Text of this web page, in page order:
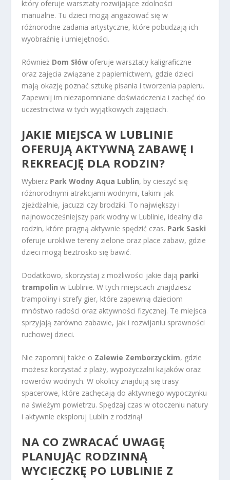
który oferuje warsztaty rozwijające zdolności
manualne. Tu dzieci mogą angażować się w
różnorodne zadania artystyczne, które pobudzają ich
wyobraźnię i umiejętności.
Również Dom Słów oferuje warsztaty kaligraficzne
oraz zajęcia związane z papiernictwem, gdzie dzieci
mają okazję poznać sztukę pisania i tworzenia papieru.
Zapewnij im niezapomniane doświadczenia i zachęć do
uczestnictwa w tych wyjątkowych zajęciach.
JAKIE MIEJSCA W LUBLINIE
OFERUJĄ AKTYWNĄ ZABAWĘ I
REKREACJĘ DLA RODZIN?
Wybierz Park Wodny Aqua Lublin, by cieszyć się
różnorodnymi atrakcjami wodnymi, takimi jak
zjeżdżalnie, jacuzzi czy brodziki. To największy i
najnowocześniejszy park wodny w Lublinie, idealny dla
rodzin, które pragną aktywnie spędzić czas. Park Saski
oferuje urokliwe tereny zielone oraz place zabaw, gdzie
dzieci mogą beztrosko się bawić.
Dodatkowo, skorzystaj z możliwości jakie dają parki
trampolin w Lublinie. W tych miejscach znajdziesz
trampoliny i strefy gier, które zapewnią dzieciom
mnóstwo radości oraz aktywności fizycznej. Te miejsca
sprzyjają zarówno zabawie, jak i rozwijaniu sprawności
ruchowej dzieci.
Nie zapomnij także o Zalewie Zemborzyckim, gdzie
możesz korzystać z plaży, wypożyczalni kajaków oraz
rowerów wodnych. W okolicy znajdują się trasy
spacerowe, które zachęcają do aktywnego wypoczynku
na świeżym powietrzu. Spędzaj czas w otoczeniu natury
i aktywnie eksploruj Lublin z rodziną!
NA CO ZWRACAĆ UWAGĘ
PLANUJĄC RODZINNĄ
WYCIECZKĘ PO LUBLINIE Z